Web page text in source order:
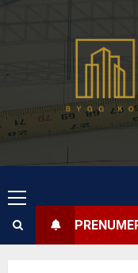
Primary
Menu